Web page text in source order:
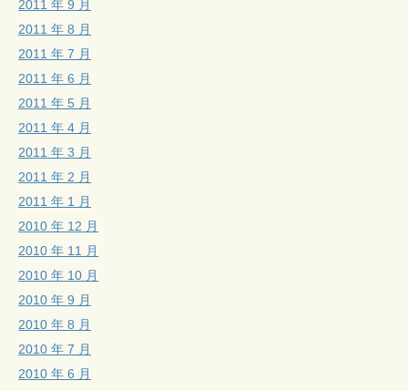
2011 年 9 月
2011 年 8 月
2011 年 7 月
2011 年 6 月
2011 年 5 月
2011 年 4 月
2011 年 3 月
2011 年 2 月
2011 年 1 月
2010 年 12 月
2010 年 11 月
2010 年 10 月
2010 年 9 月
2010 年 8 月
2010 年 7 月
2010 年 6 月